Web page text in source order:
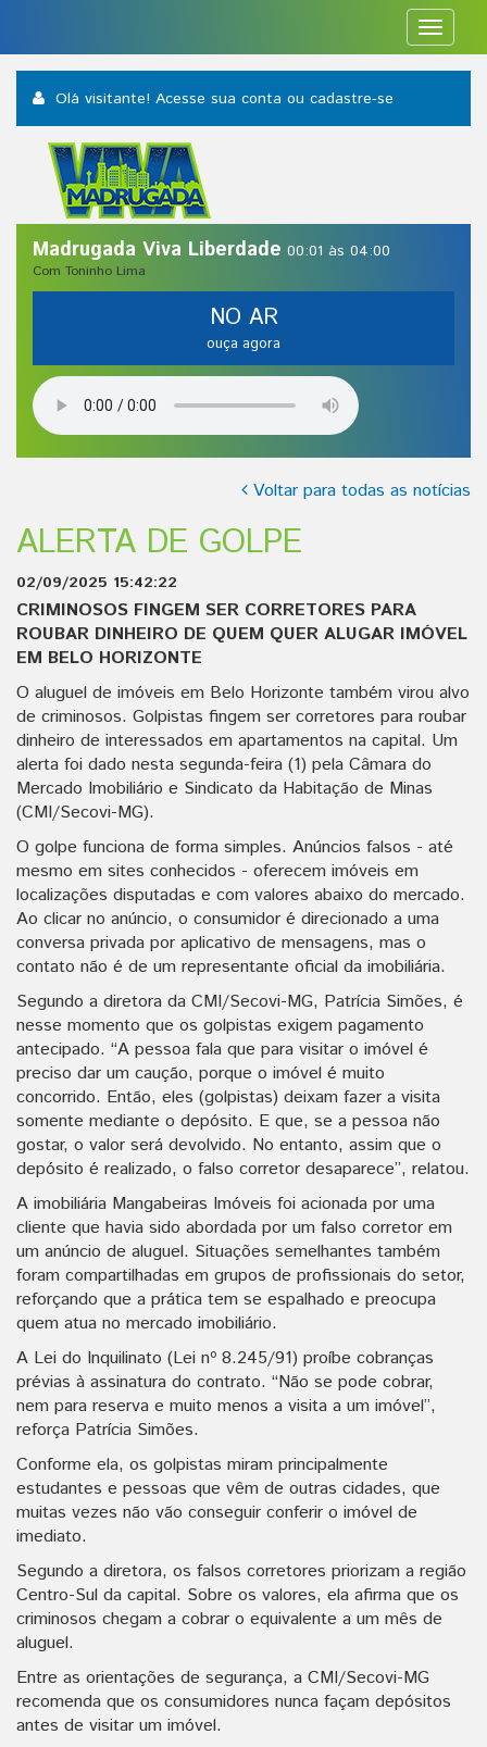
Toggle
Olá visitante! Acesse sua conta ou cadastre-se
Madrugada Viva Liberdade 00:01 às 04:00
Com Toninho Lima
NO AR
ouça agora
Voltar para todas as notícias
ALERTA DE GOLPE
02/09/2025 15:42:22
CRIMINOSOS FINGEM SER CORRETORES PARA
ROUBAR DINHEIRO DE QUEM QUER ALUGAR IMÓVEL
EM BELO HORIZONTE
O aluguel de imóveis em Belo Horizonte também virou alvo
de criminosos. Golpistas fingem ser corretores para roubar
dinheiro de interessados em apartamentos na capital. Um
alerta foi dado nesta segunda-feira (1) pela Câmara do
Mercado Imobiliário e Sindicato da Habitação de Minas
(CMI/Secovi-MG).
O golpe funciona de forma simples. Anúncios falsos - até
mesmo em sites conhecidos - oferecem imóveis em
localizações disputadas e com valores abaixo do mercado.
Ao clicar no anúncio, o consumidor é direcionado a uma
conversa privada por aplicativo de mensagens, mas o
contato não é de um representante oficial da imobiliária.
Segundo a diretora da CMI/Secovi-MG, Patrícia Simões, é
nesse momento que os golpistas exigem pagamento
antecipado. “A pessoa fala que para visitar o imóvel é
preciso dar um caução, porque o imóvel é muito
concorrido. Então, eles (golpistas) deixam fazer a visita
somente mediante o depósito. E que, se a pessoa não
gostar, o valor será devolvido. No entanto, assim que o
depósito é realizado, o falso corretor desaparece”, relatou.
A imobiliária Mangabeiras Imóveis foi acionada por uma
cliente que havia sido abordada por um falso corretor em
um anúncio de aluguel. Situações semelhantes também
foram compartilhadas em grupos de profissionais do setor,
reforçando que a prática tem se espalhado e preocupa
quem atua no mercado imobiliário.
A Lei do Inquilinato (Lei nº 8.245/91) proíbe cobranças
prévias à assinatura do contrato. “Não se pode cobrar,
nem para reserva e muito menos a visita a um imóvel”,
reforça Patrícia Simões.
Conforme ela, os golpistas miram principalmente
estudantes e pessoas que vêm de outras cidades, que
muitas vezes não vão conseguir conferir o imóvel de
imediato.
Segundo a diretora, os falsos corretores priorizam a região
Centro-Sul da capital. Sobre os valores, ela afirma que os
criminosos chegam a cobrar o equivalente a um mês de
aluguel.
Entre as orientações de segurança, a CMI/Secovi-MG
recomenda que os consumidores nunca façam depósitos
antes de visitar um imóvel.